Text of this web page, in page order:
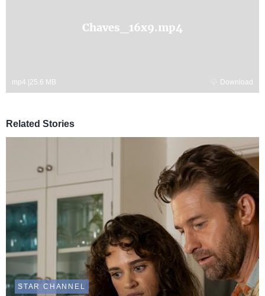
Chaves_16x9.mp4
mp4 25.6 MB Download
Related Stories
STAR CHANNEL